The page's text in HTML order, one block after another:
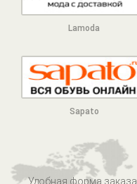
Lamoda
Sapato
Удобная форма